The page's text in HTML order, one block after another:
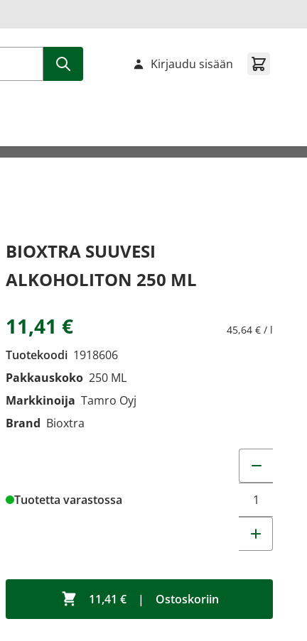
Kirjaudu sisään
BIOXTRA SUUVESI
ALKOHOLITON 250 ML
11,41 € 45,64 € / l
Tuotekoodi 1918606
Pakkauskoko 250 ML
Markkinoija Tamro Oyj
Brand Bioxtra
Tuotetta varastossa
11,41 € | Ostoskoriin